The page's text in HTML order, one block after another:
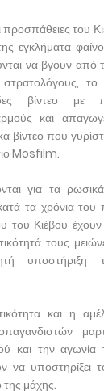
του
εγκλήματα
να βγουν από
το
βίντεο με
και
βίντεο που
Mosfilm.
για τα
τα χρόνια του
Κιέβου έχουν
τους
υποστήριξη
και η
και την αγωνία
να υποστηρίξει
μάχης.